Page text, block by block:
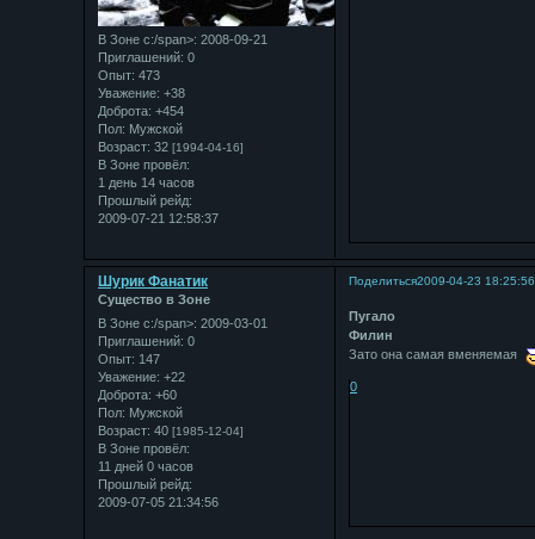
В Зоне с:/span>: 2008-09-21
Приглашений: 0
Опыт: 473
Уважение: +38
Доброта: +454
Пол: Мужской
Возраст: 32 [1994-04-16]
В Зоне провёл:
1 день 14 часов
Прошлый рейд:
2009-07-21 12:58:37
Поделиться2009-04-23 18:25:56
Шурик Фанатик
Существо в Зоне
В Зоне с:/span>: 2009-03-01
Приглашений: 0
Опыт: 147
Уважение: +22
Доброта: +60
Пол: Мужской
Возраст: 40 [1985-12-04]
В Зоне провёл:
11 дней 0 часов
Прошлый рейд:
2009-07-05 21:34:56
Пугало
Филин
Зато она самая вменяемая
0